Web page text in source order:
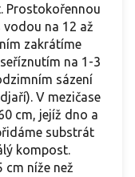
Prostokořennou
vodou na 12 až
zakrátíme
na 1-3
sázení
V mezičase
cm, jejíž dno a
substrát
kompost.
cm níže než